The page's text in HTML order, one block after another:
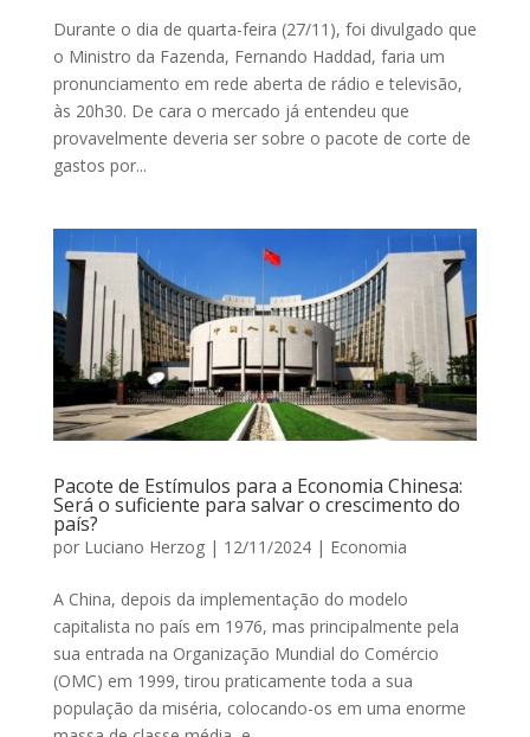
Durante o dia de quarta-feira (27/11), foi divulgado que
o Ministro da Fazenda, Fernando Haddad, faria um
pronunciamento em rede aberta de rádio e televisão,
às 20h30. De cara o mercado já entendeu que
provavelmente deveria ser sobre o pacote de corte de
gastos por...
Pacote de Estímulos para a Economia Chinesa:
Será o suficiente para salvar o crescimento do
país?
por Luciano Herzog| 12/11/2024| Economia
A China, depois da implementação do modelo
capitalista no país em 1976, mas principalmente pela
sua entrada na Organização Mundial do Comércio
(OMC) em 1999, tirou praticamente toda a sua
população da miséria, colocando-os em uma enorme